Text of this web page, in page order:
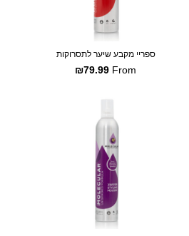
ספריי מקבע שיער לתסרוקות
From
₪79.99